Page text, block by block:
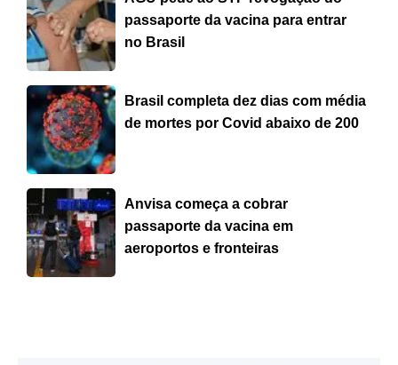
passaporte da vacina para entrar
no Brasil
Brasil completa dez dias com média
de mortes por Covid abaixo de 200
Anvisa começa a cobrar
passaporte da vacina em
aeroportos e fronteiras